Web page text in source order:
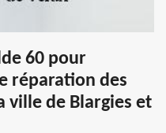
60 pour
réparation des
ville de Blargies et